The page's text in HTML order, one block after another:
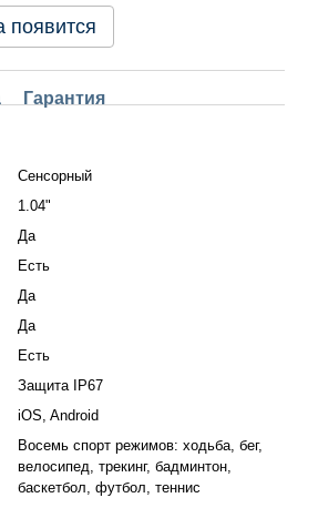
появится
Гарантия
Сенсорный
1.04"
Да
Есть
Да
Да
Есть
Защита IP67
iOS, Android
Восемь спорт режимов: ходьба, бег,
велосипед, трекинг, бадминтон,
баскетбол, футбол, теннис